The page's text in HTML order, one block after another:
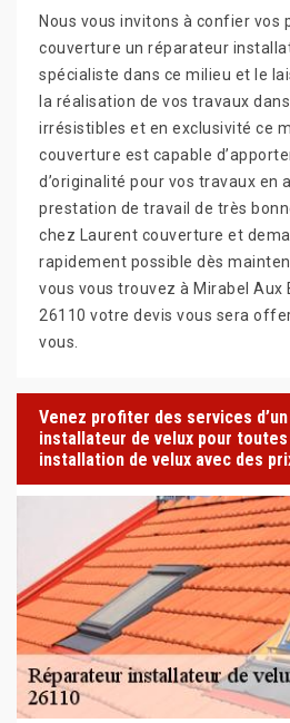
Nous vous invitons à confier vos
couverture un réparateur
spécialiste dans ce milieu et le
la réalisation de vos travaux
irrésistibles et en exclusivité ce
couverture est capable
d’originalité pour vos travaux en
prestation de travail de très
chez Laurent couverture et
rapidement possible dès
vous vous trouvez à Mirabel Aux
26110 votre devis vous sera
vous.
Venez profiter des services
installateur de velux pour
installation de velux avec des